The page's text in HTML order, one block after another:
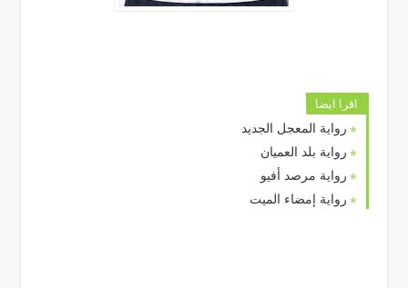
اقرا ايضا
رواية المعجل الجديد
رواية بلد العميان
رواية مرصد أفيو
رواية إمضاء الميت